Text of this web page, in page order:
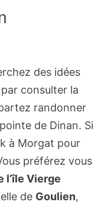
des idées
consulter la
randonner
de Dinan. Si
à Morgat pour
préférez vous
l’île Vierge
de Goulien,